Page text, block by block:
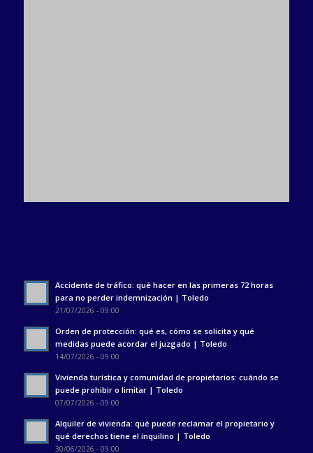
Accidente de tráfico: qué hacer en las primeras 72 horas
para no perder indemnización | Toledo
21/07/2026 - 09:00
Orden de protección: qué es, cómo se solicita y qué
medidas puede acordar el juzgado | Toledo
14/07/2026 - 09:00
Vivienda turística y comunidad de propietarios: cuándo se
puede prohibir o limitar | Toledo
07/07/2026 - 09:00
Alquiler de vivienda: qué puede reclamar el propietario y
qué derechos tiene el inquilino | Toledo
30/06/2026 - 09:00